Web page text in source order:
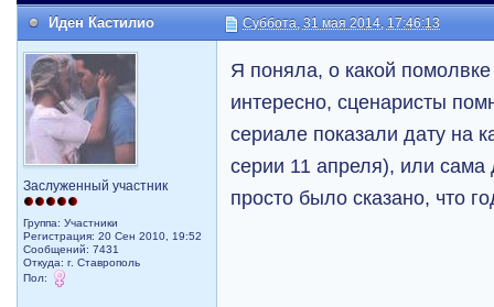
Иден Кастилио Суббота, 31 мая 2014, 17:46:13
Заслуженный участник
Группа: Участники
Регистрация: 20 Сен 2010, 19:52
Сообщений: 7431
Откуда: г. Ставрополь
Пол:
Я поняла, о какой
интересно, сценаристы
сериале показали дату на
серии 11 апреля), или сама
просто было сказано, что